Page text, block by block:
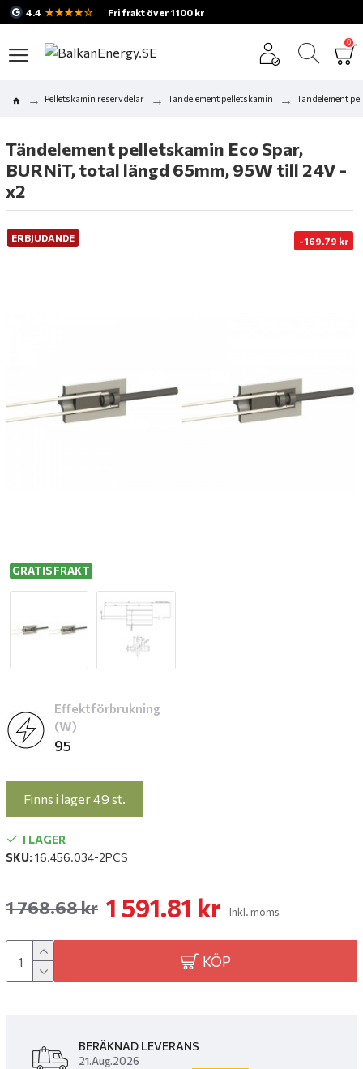
4.4 ★★★★☆ Fri frakt över 1100 kr
0
Pelletskamin reservdelar Tändelement pelletskamin Tändelement
Tändelement pelletskamin Eco Spar,
BURNiT, total längd 65mm, 95W till 24V -
x2
ERBJUDANDE
GRATIS FRAKT
-169.79 kr
Effektförbrukning
(W)
95
Finns i lager 49 st.
I LAGER
SKU: 16.456.034-2PCS
1 591.81 kr
1 768.68 kr Inkl. moms
KÖP
BERÄKNAD LEVERANS
21.Aug.2026